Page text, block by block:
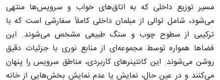
مسیر توزیع داخلی که به اتاق‌های خواب و سرویس‌ها منتهی
می‌شود، شامل توالی از مبلمان داخلی کاملاً سفارشی است که با
ترکیبی از سطوح چوب و سنگ طبیعی مشخص می‌شوند. این
فضاها همواره توسط مجموعه‌ای از منابع نوری با جزئیات دقیق
روشن می‌شوند. این کانتینرهای کاربردی، مناطق سرویس را پنهان
می‌کنند و در عین حال، نمایش یا عدم نمایش بخش‌هایی از خانه